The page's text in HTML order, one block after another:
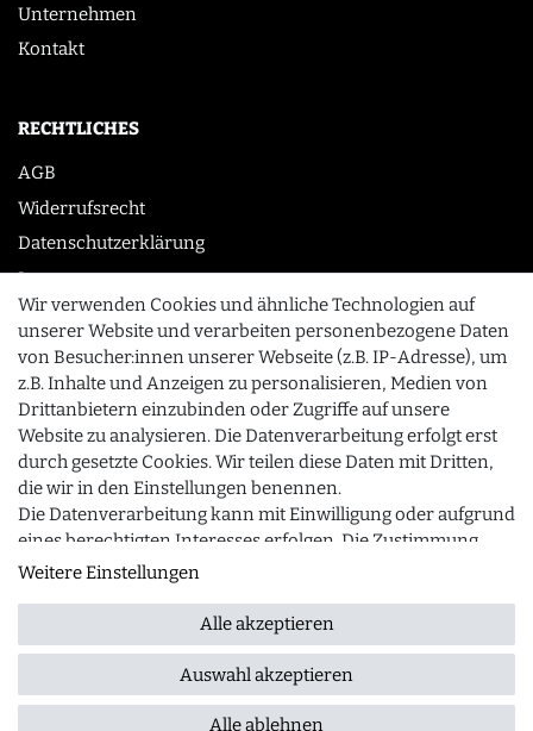
FRAGEN ZUM ARTIKEL
Unternehmen
Kontakt
RECHTLICHES
AGB
Widerrufsrecht
Datenschutzerklärung
Impressum
KONTAKT
0355 /28913232
info@gourmeo24.com
Gubener Straße 19, 03042 Cottbus
© 2026 gourmeo24.com
Alle Preise inkl. MwSt., zzgl. Versandkosten
Wir verwenden Cookies und ähnliche Technologien auf
unserer Website und verarbeiten personenbezogene Daten
von Besucher:innen unserer Webseite (z.B. IP-Adresse), um
z.B. Inhalte und Anzeigen zu personalisieren, Medien von
Drittanbietern einzubinden oder Zugriffe auf unsere
Website zu analysieren. Die Datenverarbeitung erfolgt erst
durch gesetzte Cookies. Wir teilen diese Daten mit Dritten,
die wir in den Einstellungen benennen.
Die Datenverarbeitung kann mit Einwilligung oder aufgrund
eines berechtigten Interesses erfolgen. Die Zustimmung
kann erteilt oder abgelehnt werden. Es besteht das Recht,
Zeitpunkt zu ändern oder zu widerrufen. Beachten Sie
unserImpressumund weitere Hinweise zur Verwendung
personenbezogener Daten in unsererDaten­schutz­
erklärung.
Weitere Einstellungen
Alle akzeptieren
Alle ablehnen
Auswahl akzeptieren
SCHLIESSEN